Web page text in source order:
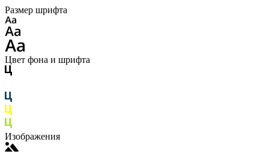
Размер шрифта
Цвет фона и шрифта
Изображения